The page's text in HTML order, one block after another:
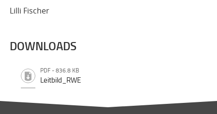
Lilli Fischer
DOWNLOADS
PDF - 836.8 KB
Leitbild_RWE